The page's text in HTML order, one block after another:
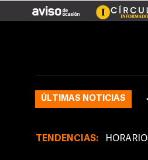
ÚLTIMAS NOTICIAS
TENDENCIAS: